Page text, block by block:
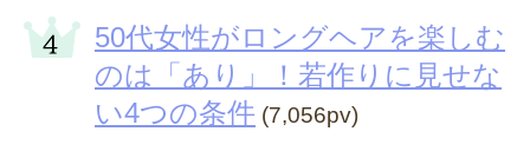
50代女性がロングヘアを楽しむ
のは「あり」！若作りに見せな
い4つの条件 (7,056pv)